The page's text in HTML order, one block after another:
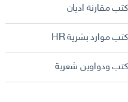
كتب مقارنة اديان
كتب موارد بشرية HR
كتب ودواوين شعرية